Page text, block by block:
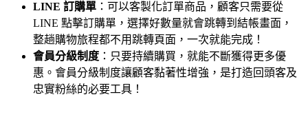
LINE 訂購單 ：可以客製化訂單商品，顧客只需要從
LINE 點擊訂購單，選擇好數量就會跳轉到結帳畫面，
整趟購物旅程都不用跳轉頁面，一次就能完成！
會員分級制度 ：只要持續購買，就能不斷獲得更多優
惠。會員分級制度讓顧客黏著性增強，是打造回頭客及
忠實粉絲的必要工具！